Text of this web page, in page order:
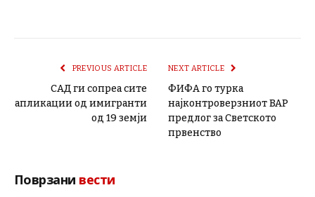
PREVIOUS ARTICLE
САД ги сопреа сите
апликации од имигранти
од 19 земји
NEXT ARTICLE
ФИФА го турка
најконтроверзниот ВАР
предлог за Светското
првенство
Поврзани вести